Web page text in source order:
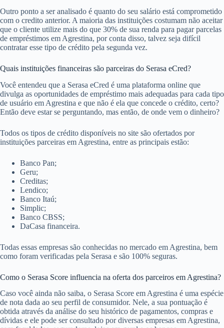
Outro ponto a ser analisado é quanto do seu salário está comprometido
com o credito anterior. A maioria das instituições costumam não aceitar
que o cliente utilize mais do que 30% de sua renda para pagar parcelas
de empréstimos em Agrestina, por conta disso, talvez seja difícil
contratar esse tipo de crédito pela segunda vez.
Quais instituições financeiras são parceiras do Serasa eCred?
Você entendeu que a Serasa eCred é uma plataforma online que
divulga as oportunidades de empréstimo mais adequadas para cada tipo
de usuário em Agrestina e que não é ela que concede o crédito, certo?
Então deve estar se perguntando, mas então, de onde vem o dinheiro?
Todos os tipos de crédito disponíveis no site são ofertados por
instituições parceiras em Agrestina, entre as principais estão:
Banco Pan;
Geru;
Creditas;
Lendico;
Banco Itaú;
Simplic;
Banco CBSS;
DaCasa financeira.
Todas essas empresas são conhecidas no mercado em Agrestina, bem
como foram verificadas pela Serasa e são 100% seguras.
Como o Serasa Score influencia na oferta dos parceiros em Agrestina?
Caso você ainda não saiba, o Serasa Score em Agrestina é uma espécie
de nota dada ao seu perfil de consumidor. Nele, a sua pontuação é
obtida através da análise do seu histórico de pagamentos, compras e
dívidas e ele pode ser consultado por diversas empresas em Agrestina,